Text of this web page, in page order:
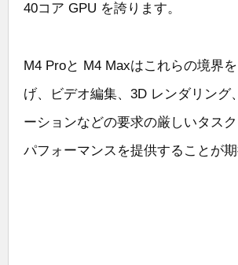
40コア GPU を誇ります。
M4 Proと M4 Maxはこれらの境界
げ、ビデオ編集、3D レンダリング
ーションなどの要求の厳しいタス
パフォーマンスを提供することが期